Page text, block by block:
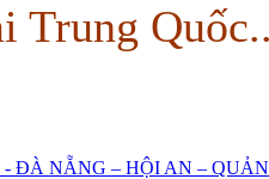
Trung
ĐÀ NẴNG – HỘI AN –